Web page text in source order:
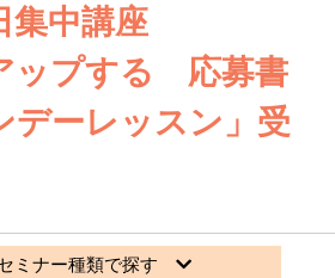
集中講座
ップする 応募書
デーレッスン」受
ミナー種類で探す